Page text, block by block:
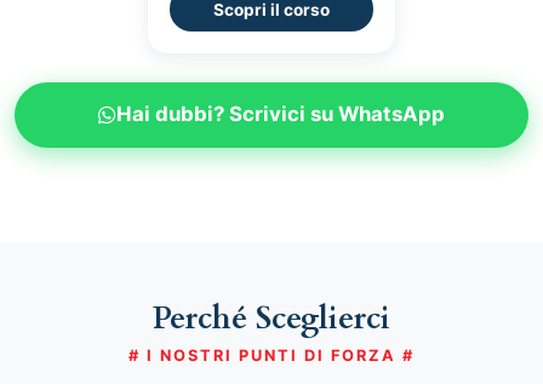
Scopri il corso
Hai dubbi? Scrivici su WhatsApp
Perché Sceglierci
# I NOSTRI PUNTI DI FORZA #